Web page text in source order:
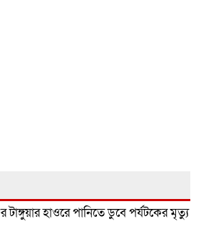
টাঙ্গুয়ার হাওরে পানিতে ডুবে পর্যটকের মৃত্যু